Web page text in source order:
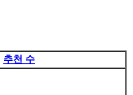
추천 수